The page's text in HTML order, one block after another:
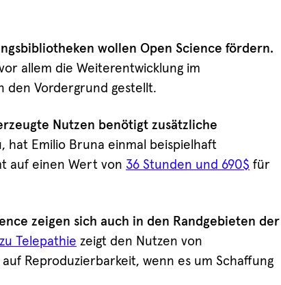
wollen Open Science fördern.
allem die Weiterentwicklung im
den Vordergrund gestellt.
Nutzen benötigt zusätzliche
hat Emilio Bruna einmal beispielhaft
auf einen Wert von 36 Stunden und 690$ für
zeigen sich auch in den Randgebieten der
Telepathie zeigt den Nutzen von
Reproduzierbarkeit, wenn es um Schaffung